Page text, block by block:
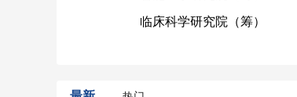
临床科学研究院（筹）